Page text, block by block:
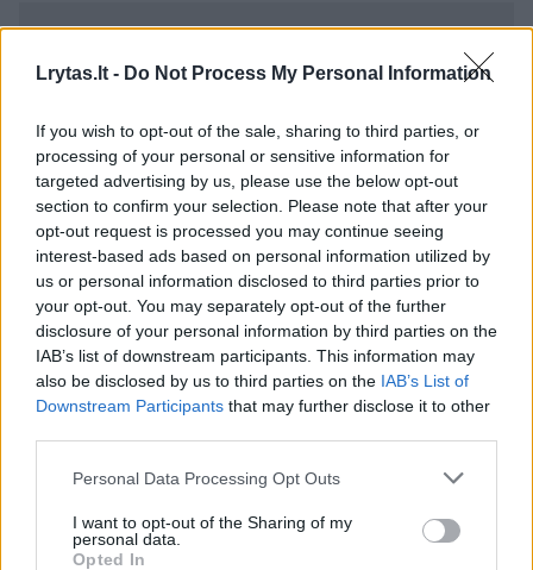
Lrytas.lt - Do Not Process My Personal Information
If you wish to opt-out of the sale, sharing to third parties, or
processing of your personal or sensitive information for
targeted advertising by us, please use the below opt-out
section to confirm your selection. Please note that after your
opt-out request is processed you may continue seeing
interest-based ads based on personal information utilized by
us or personal information disclosed to third parties prior to
your opt-out. You may separately opt-out of the further
disclosure of your personal information by third parties on the
IAB’s list of downstream participants. This information may
also be disclosed by us to third parties on the IAB’s List of
Downstream Participants that may further disclose it to other
Personal Data Processing Opt Outs
I want to opt-out of the Sharing of my
personal data.
Opted In
18 Berlyno ALBA 34 5 29 -35325912944 10
Pirėjo Olympiakos Thomasas Walkupas
Georgios Bartzokas
Rodyti daugiau žymių
Komentuoti po šiuo straipsniu
Komentuoti gali tik Lrytas registruoti vartotojai.
Prisijunkite prie registruotų vartotojų
bendruomenės ir bendraukite komentaruose!